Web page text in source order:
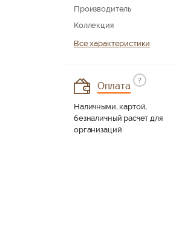
Производитель
Коллекция
Все характеристики
Оплата
?
Наличными, картой,
безналичный расчет для
организаций